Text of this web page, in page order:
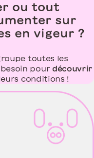
ou tout
sur
en vigeur ?
toutes les
pour découvrir
conditions !